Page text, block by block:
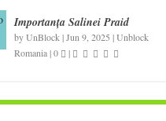
Importanța Salinei Praid
byUnBlock |Jun 9, 2025 |Unblock
Romania|0 |